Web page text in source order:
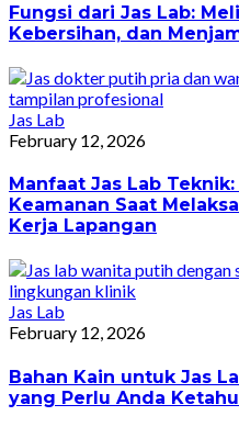
Fungsi dari Jas Lab:
Kebersihan, dan
Jas Lab
February 12, 2026
Manfaat Jas Lab
Keamanan Saat
Kerja Lapangan
Jas Lab
February 12, 2026
Bahan Kain untuk Jas
yang Perlu Anda